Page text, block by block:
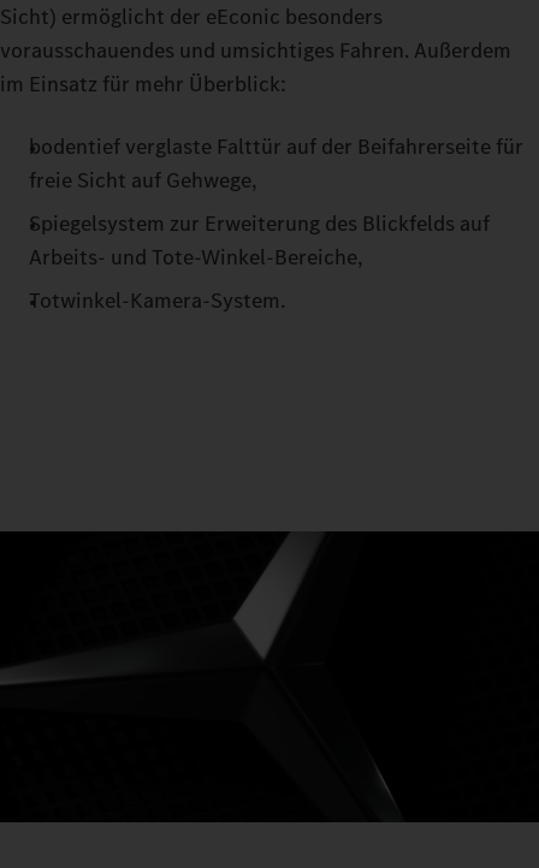
Sicht) ermöglicht der eEconic besonders
vorausschauendes und umsichtiges Fahren. Außerdem
im Einsatz für mehr Überblick:
bodentief verglaste Falttür auf der Beifahrerseite für
freie Sicht auf Gehwege,
Spiegelsystem zur Erweiterung des Blickfelds auf
Arbeits- und Tote-Winkel-Bereiche,
Totwinkel-Kamera-System.